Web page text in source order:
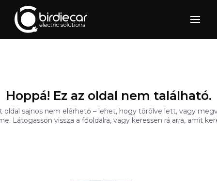
Hoppá! Ez az oldal nem található.
oldal sajnos nem elérhető – lehet, hogy törölve lett, vagy
Látogasson vissza a főoldalra, vagy keressen rá arra, amit